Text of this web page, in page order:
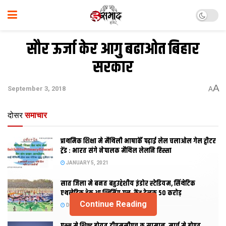
सौर ऊर्जा केर आगु बढाओत बिहार
सरकार
September 3, 2018 AA
दोसर समाचार
प्राथमिक शि‍क्षा मे मैथि‍ली भाषाकेँ पढ़ाई लेल चलाओल गेल ट्वीटर
ट्रेंड : भारत संगे नेपालक मैथिल लेलनि हिस्सा
JANUARY 5, 2021
सात जिला मे बनत बहुउद्देशीय इंडोर स्‍टेडि‍यम, सिंथेटिक
एथलेटिक ट्रेक आ स्विमिंग पुल, केंद्र देलक 50 करोड़
DECEMBER 26, 2020
Continue Reading